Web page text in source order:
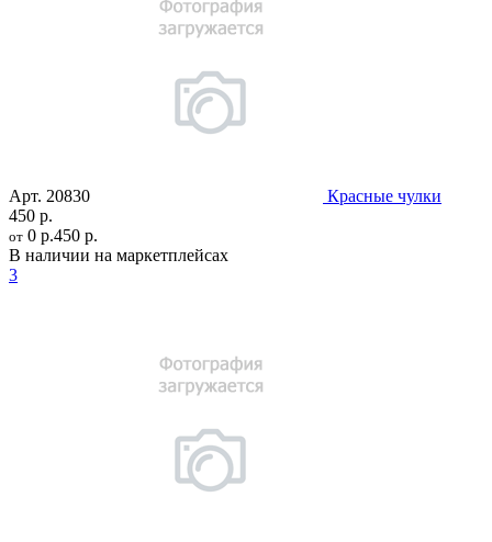
Арт. 20830
Красные чулки
450 р.
от 0 р.450 р.
В наличии на маркетплейсах
3